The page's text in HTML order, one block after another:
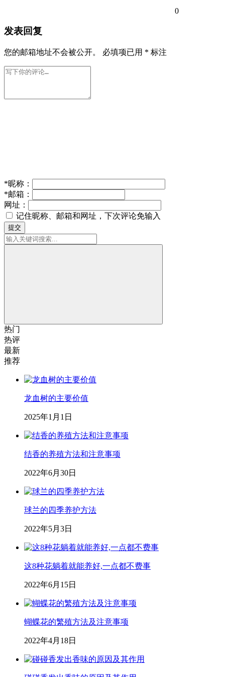
0
发表回复
您的邮箱地址不会被公开。 必填项已用 * 标注
*昵称：
*邮箱：
网址：
记住昵称、邮箱和网址，下次评论免输入
提交
热门
热评
最新
推荐
龙血树的主要价值
2025年1月1日
结香的养殖方法和注意事项
2022年6月30日
球兰的四季养护方法
2022年5月3日
这8种花躺着就能养好,一点都不费事
2022年6月15日
蝴蝶花的繁殖方法及注意事项
2022年4月18日